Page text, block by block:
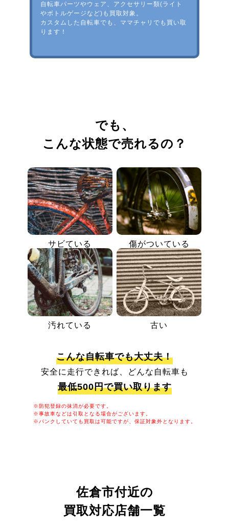
自転車パーツやウェア、アクセサリー類(ライト
やボトルゲージなど)も買取対象。
カスタムした自転車でも、ママチャリでも買い取
ります！
でも、
こんな状態で売れるの？
サビている 傷がついている
汚れている 古い
こんな自転車でも大丈夫！
安全に走行できれば、どんな自転車も
最低500円で買い取ります
※防犯登録の抹消が必要です。
※事故車などは引取となる場合がございます。
※パンクしていても買取は可能ですが、保証対象外となります。
佐倉市付近の
買取対応店舗一覧